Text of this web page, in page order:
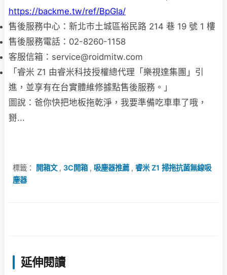
https://backme.tw/ref/BpGIa/
售後服務中心：新北市土城區裕民路 214 巷 19 號 1 樓
售後服務電話：02-8260-1158
客服信箱： service@roidmitw.com
「睿米 Z1 由睿米科技授權總代理「樂視達集團」引
進，並享有在台實體維修據點售後服務。」
圖說：爸你快把地板拖乾淨，我要準備吃車車了哦，
掰...
標籤： 開箱文, 3C開箱, 吸塵器推薦, 睿米 Z1 掃拖抗菌無線吸
塵器
延伸閱讀